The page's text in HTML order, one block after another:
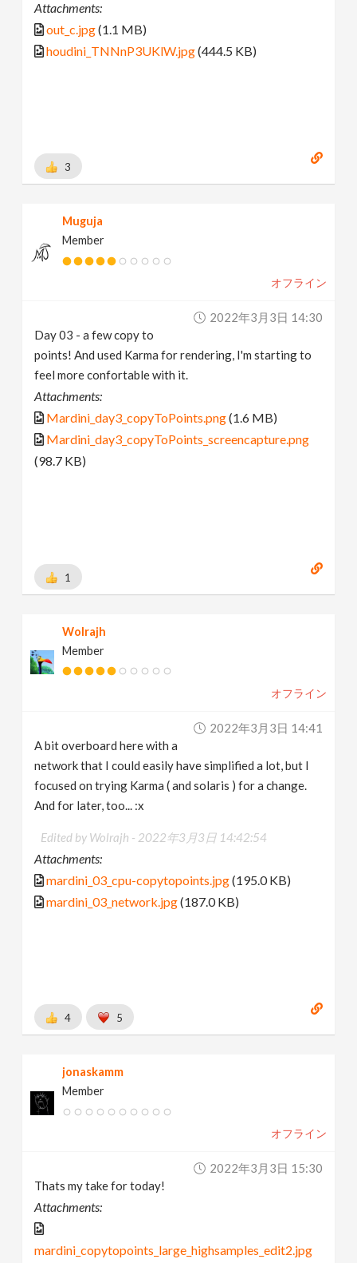
Attachments:
out_c.jpg(1.1 MB)
houdini_TNNnP3UKlW.jpg(444.5 KB)
3
Muguja
Member
オフライン
2022年3月3日 14:30
Day 03 - a few copy to
points! And used Karma for rendering, I'm starting to
feel more confortable with it.
Attachments:
Mardini_day3_copyToPoints.png(1.6 MB)
Mardini_day3_copyToPoints_screencapture.png
(98.7 KB)
1
Wolrajh
Member
オフライン
2022年3月3日 14:41
A bit overboard here with a
network that I could easily have simplified a lot, but I
focused on trying Karma ( and solaris ) for a change.
And for later, too... :x
Edited by Wolrajh - 2022年3月3日 14:42:54
Attachments:
mardini_03_cpu-copytopoints.jpg(195.0 KB)
mardini_03_network.jpg(187.0 KB)
4 5
jonaskamm
Member
オフライン
2022年3月3日 15:30
Thats my take for today!
Attachments:
mardini_copytopoints_large_highsamples_edit2.jpg